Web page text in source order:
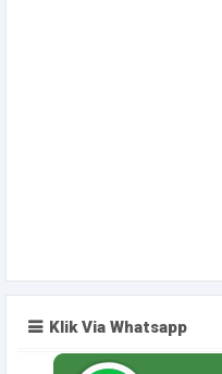
Klik Via Whatsapp